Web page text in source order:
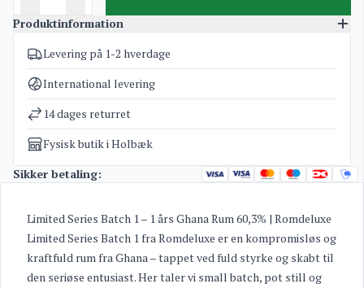
Produktinformation
Varenummer
3123
Kategorier
Rum - Limited Batch Series
Vægt
2 kg
Levering på 1-2 hverdage
International levering
14 dages returret
Fysisk butik i Holbæk
Sikker betaling:
Limited Series Batch 1 – 1 års Ghana Rum 60,3% | Romdeluxe
Limited Series Batch 1 fra Romdeluxe er en kompromisløs og
kraftfuld rum fra Ghana – tappet ved fuld styrke og skabt til
den seriøse entusiast. Her taler vi small batch, pot still og